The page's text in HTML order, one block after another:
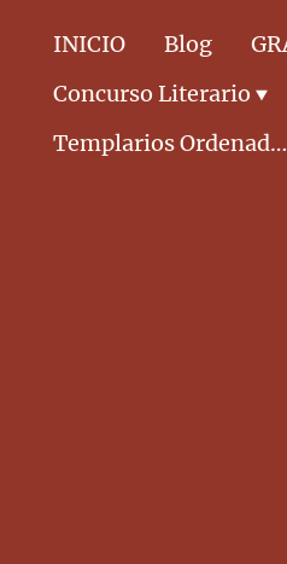
INICIO Blog
Concurso Literario
Templarios Ordenados CABALLEROS